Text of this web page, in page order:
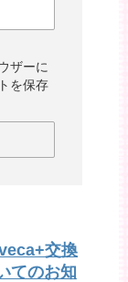
ザーに
を保存
交換
てのお知